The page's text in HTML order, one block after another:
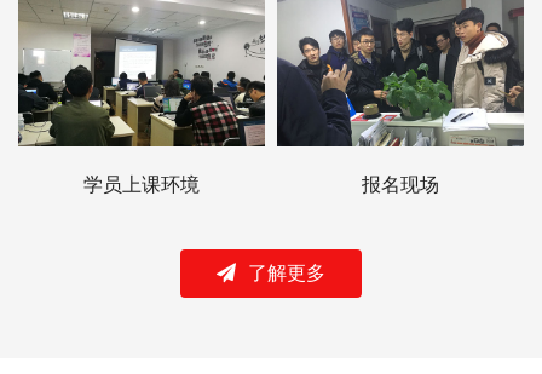
学员上课环境 报名现场
了解更多